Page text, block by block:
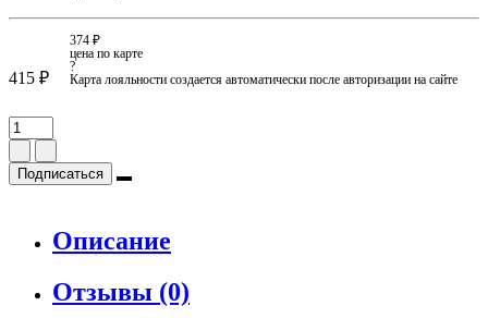
415 ₽
374 ₽
цена по карте
?
Карта лояльности создается автоматически после авторизации на сайте
Подписаться
Описание
Отзывы (0)